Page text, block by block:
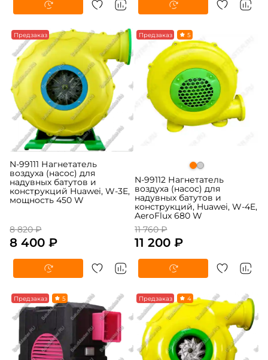
-5% Предзаказ
N-99111 Нагнетатель
воздуха (насос) для
надувных батутов и
конструкций Huawei, W-3E,
мощность 450 W
8 820 ₽
8 400 ₽
-5% Предзаказ
N-99112 Нагнетатель
воздуха (насос) для
надувных батутов и
конструкций, Huawei, W-4E,
AeroFlux 680 W
11 760 ₽
11 200 ₽
-5% Предзаказ -5% Предзаказ 4